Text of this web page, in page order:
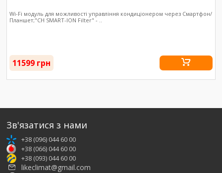
Wi-Fi модуль для можливості управління кондиціонером через Смартфон/
Планшет;"CH SMART-ION Filter" - ..
11599 грн
Зв'язатися з нами
+38 (096) 044 60 00
+38 (066) 044 60 00
+38 (093) 044 60 00
likeclimat@gmail.com